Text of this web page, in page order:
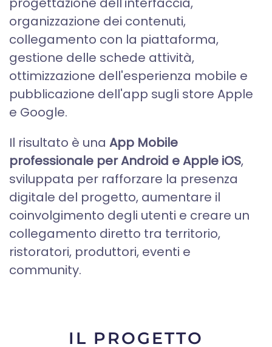
organizzazione dei contenuti,
collegamento con la piattaforma,
gestione delle schede attività,
ottimizzazione dell'esperienza mobile e
pubblicazione dell'app sugli store Apple
e Google.
Il risultato è una App Mobile
professionale per Android e Apple iOS,
sviluppata per rafforzare la presenza
digitale del progetto, aumentare il
coinvolgimento degli utenti e creare un
collegamento diretto tra territorio,
ristoratori, produttori, eventi e
community.
IL PROGETTO